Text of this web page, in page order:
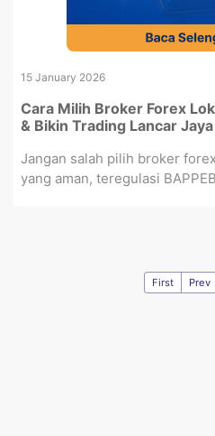
15 January 2026
Cara Milih Broker Forex
& Bikin Trading Lancar Jaya
Jangan salah pilih broker
yang aman, teregulasi
First Prev